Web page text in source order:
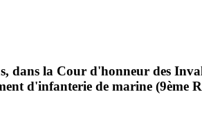
dans la Cour d'honneur des
d'infanterie de marine (9ème